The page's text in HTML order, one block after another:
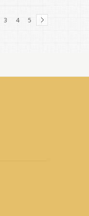
3 4 5